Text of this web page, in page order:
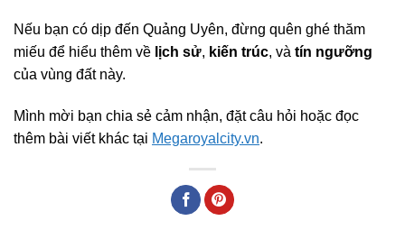
Nếu bạn có dịp đến Quảng Uyên, đừng quên ghé thăm
miếu để hiểu thêm về lịch sử, kiến trúc, và tín ngưỡng
của vùng đất này.
Mình mời bạn chia sẻ cảm nhận, đặt câu hỏi hoặc đọc
thêm bài viết khác tại Megaroyalcity.vn.